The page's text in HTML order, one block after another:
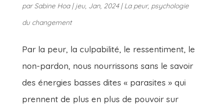
parSabine Hoa|jeu, Jan, 2024|La peur, psychologie
du changement
Par la peur, la culpabilité, le ressentiment, le
non-pardon, nous nourrissons sans le savoir
des énergies basses dites « parasites » qui
prennent de plus en plus de pouvoir sur